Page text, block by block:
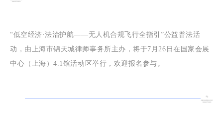
“低空经济·法治护航——无人机合规飞行全指引”公益普法活
动，由上海市锦天城律师事务所主办，将于7月26日在国家会展
中心（上海）4.1馆活动区举行，欢迎报名参与。